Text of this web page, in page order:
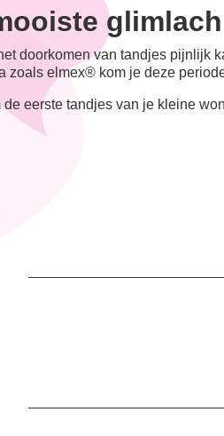
glimlach
doorkomen van tandjes pijnlijk
zoals elmex® kom je deze
de eerste tandjes van je kleine